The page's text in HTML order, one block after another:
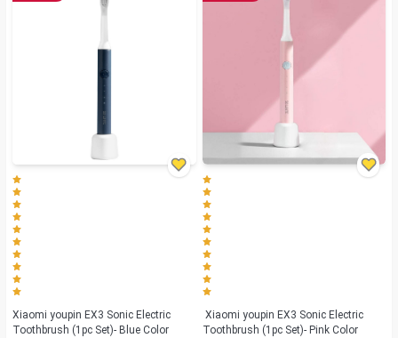
Xiaomi youpin EX3 Sonic Electric
Toothbrush (1pc Set)- Blue Color
Toothbrush (1pc Set)- Pink Color